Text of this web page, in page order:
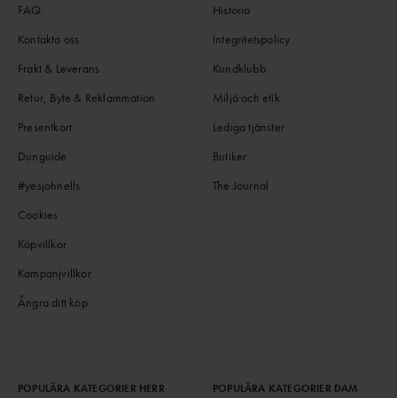
FAQ
Kontakta oss
Frakt & Leverans
Retur, Byte & Reklammation
Presentkort
Dunguide
#yesjohnells
Cookies
Köpvillkor
Kampanjvillkor
Ångra ditt köp
Historia
Integritetspolicy
Kundklubb
Miljö och etik
Lediga tjänster
Butiker
The Journal
POPULÄRA KATEGORIER HERR POPULÄRA KATEGORIER DAM